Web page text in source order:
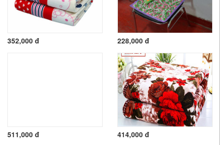
352,000 đ 228,000 đ
511,000 đ 414,000 đ